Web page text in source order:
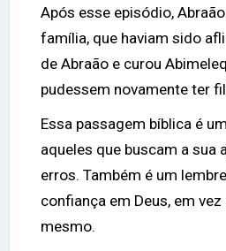
Após esse episódio,
família, que haviam sido
de Abraão e curou
pudessem novamente ter
Essa passagem bíblica é
aqueles que buscam a
erros. Também é um
confiança em Deus, em
mesmo.